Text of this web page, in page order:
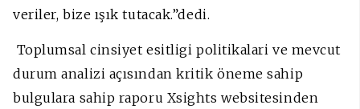
veriler, bize ışık tutacak.”dedi.
Toplumsal cinsiyet esitligi politikalari ve mevcut
durum analizi açısından kritik öneme sahip
bulgulara sahip raporu Xsights websitesinden